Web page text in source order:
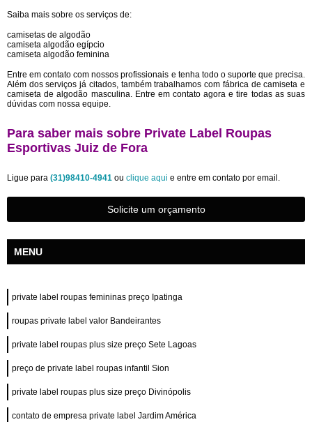
Saiba mais sobre os serviços de:
camisetas de algodão
camiseta algodão egípcio
camiseta algodão feminina
Entre em contato com nossos profissionais e tenha todo o suporte que precisa.
Além dos serviços já citados, também trabalhamos com fábrica de camiseta e
camiseta de algodão masculina. Entre em contato agora e tire todas as suas
dúvidas com nossa equipe.
Para saber mais sobre Private Label Roupas
Esportivas Juiz de Fora
Ligue para (31)98410-4941 ou clique aqui e entre em contato por email.
Solicite um orçamento
MENU
private label roupas femininas preço Ipatinga
roupas private label valor Bandeirantes
private label roupas plus size preço Sete Lagoas
preço de private label roupas infantil Sion
private label roupas plus size preço Divinópolis
contato de empresa private label Jardim América